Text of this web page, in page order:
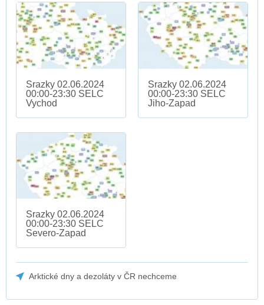
Srazky 02.06.2024
00:00-23:30 SELC
Vychod
Srazky 02.06.2024
00:00-23:30 SELC
Jiho-Zapad
Srazky 02.06.2024
00:00-23:30 SELC
Severo-Zapad
Arktické dny a dezoláty v ČR nechceme